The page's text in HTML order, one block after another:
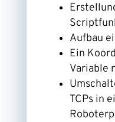
Aufbau
Ein
Variable
TCPs in